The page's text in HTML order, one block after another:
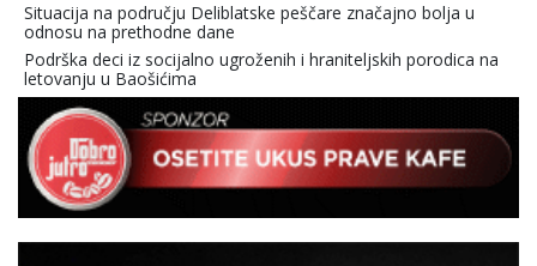
Situacija na području Deliblatske peščare značajno bolja u
odnosu na prethodne dane
Podrška deci iz socijalno ugroženih i hraniteljskih porodica na
letovanju u Baošićima